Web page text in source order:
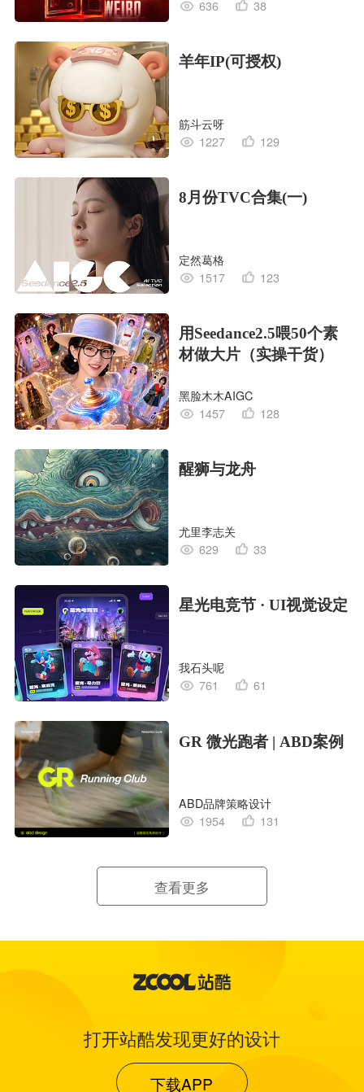
636
38
羊年IP(可授权)
筋斗云呀
1227
129
8月份TVC合集(一)
定然葛格
1517
123
用Seedance2.5喂50个素
材做大片（实操干货）
黑脸木木AIGC
1457
128
醒狮与龙舟
尤里李志关
629
33
星光电竞节 · UI视觉设定
我石头呢
761
61
GR 微光跑者 | ABD案例
ABD品牌策略设计
1954
131
查看更多
打开站酷发现更好的设计
下载APP